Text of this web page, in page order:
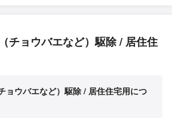
チョウバエなど）駆除 / 居住住
ョウバエなど）駆除 / 居住住宅用につ